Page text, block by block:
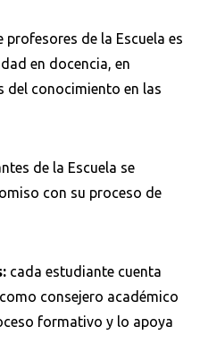
profesores de la Escuela es
en docencia, en
del conocimiento en las
de la Escuela se
con su proceso de
cada estudiante cuenta
consejero académico
formativo y lo apoya